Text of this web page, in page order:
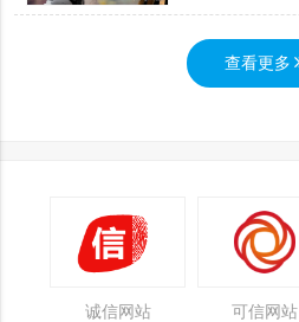
查看更多
诚信网站 可信网站